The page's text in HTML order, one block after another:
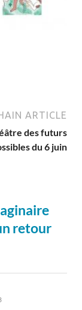
ARTICLE
des futurs
du 6 juin
retour